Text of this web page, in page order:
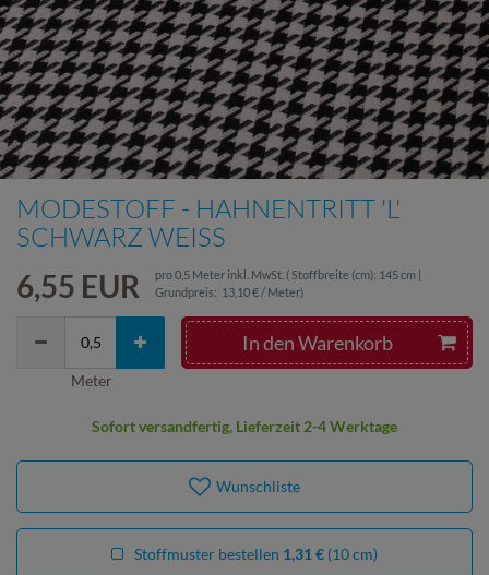
MODESTOFF - HAHNENTRITT 'L'
SCHWARZ WEISS
6,55 EUR pro0,5 Meter inkl. MwSt. ( Stoffbreite (cm): 145 cm |
Grundpreis: 13,10 € / Meter)
In den Warenkorb
Meter
Sofort versandfertig, Lieferzeit 2-4 Werktage
Wunschliste
Stoffmuster bestellen 1,31 € (10 cm)